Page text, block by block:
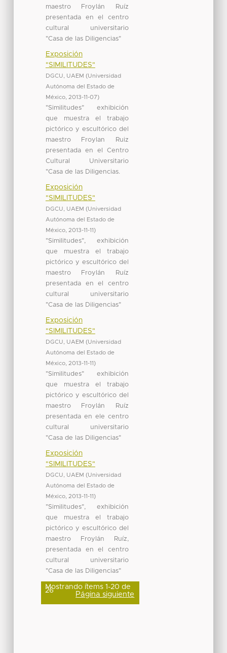
maestro Froylán Ruíz
presentada en el centro
cultural universitario
"Casa de las Diligencias"
Exposición
"SIMILITUDES"
DGCU, UAEM (Universidad
Autónoma del Estado de
México, 2013-11-07)
"Similitudes" exhibición
que muestra el trabajo
pictórico y escultórico del
maestro Froylan Ruiz
presentada en el Centro
Cultural Universitario
"Casa de las Diligencias.
Exposición
"SIMILITUDES"
DGCU, UAEM (Universidad
Autónoma del Estado de
México, 2013-11-11)
"Similitudes", exhibición
que muestra el trabajo
pictórico y escultórico del
maestro Froylán Ruíz
presentada en el centro
cultural universitario
"Casa de las Diligencias"
Exposición
"SIMILITUDES"
DGCU, UAEM (Universidad
Autónoma del Estado de
México, 2013-11-11)
"Similitudes" exhibición
que muestra el trabajo
pictórico y escultórico del
maestro Froylán Ruíz
presentada en ele centro
cultural universitario
"Casa de las Diligencias"
Exposición
"SIMILITUDES"
DGCU, UAEM (Universidad
Autónoma del Estado de
México, 2013-11-11)
"Similitudes", exhibición
que muestra el trabajo
pictórico y escultórico del
maestro Froylán Ruíz,
presentada en el centro
cultural universitario
"Casa de las Diligencias"
Mostrando ítems 1-20 de
26 Página siguiente